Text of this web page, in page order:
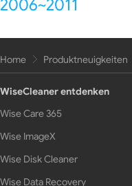
2006~2011
Home Produktneuigkeiten
WiseCleaner entdenken
Wise Care 365
Wise ImageX
Wise Disk Cleaner
Wise Data Recovery